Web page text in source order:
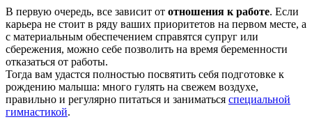
В первую очередь, все зависит от отношения к работе. Если
карьера не стоит в ряду ваших приоритетов на первом месте, а
с материальным обеспечением справятся супруг или
сбережения, можно себе позволить на время беременности
отказаться от работы.
Тогда вам удастся полностью посвятить себя подготовке к
рождению малыша: много гулять на свежем воздухе,
правильно и регулярно питаться и заниматься специальной
гимнастикой.